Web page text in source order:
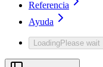
Referencia
Ayuda
LoadingPlease wait